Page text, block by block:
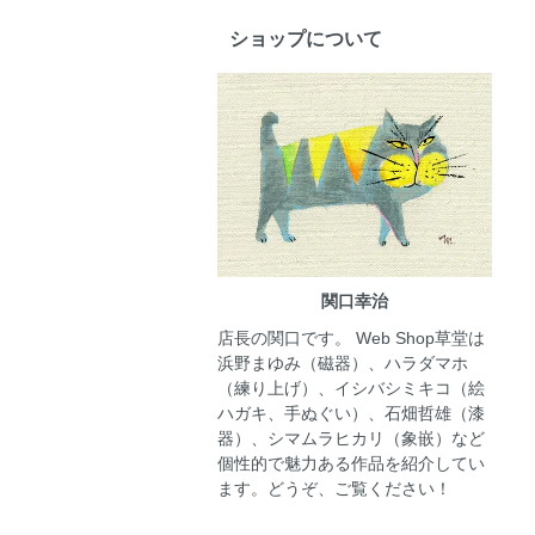
ショップについて
関口幸治
店長の関口です。 Web Shop草堂は
浜野まゆみ（磁器）、ハラダマホ
（練り上げ）、イシバシミキコ（絵
ハガキ、手ぬぐい）、石畑哲雄（漆
器）、シマムラヒカリ（象嵌）など
個性的で魅力ある作品を紹介してい
ます。どうぞ、ご覧ください！